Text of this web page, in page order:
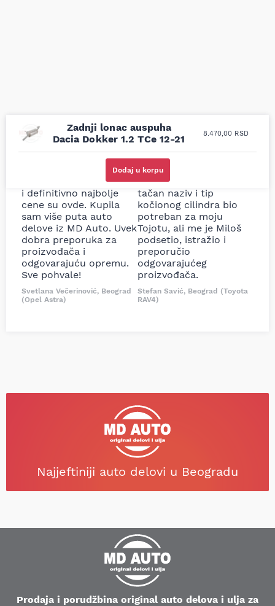
Zadnji lonac auspuha
Dacia Dokker 1.2 TCe 12-21
8.470,00 RSD
Dodaj u korpu
Uporedila sam sve
prodavnice auto delova
i definitivno najbolje
cene su ovde. Kupila
sam više puta auto
delove iz MD Auto. Uvek
dobra preporuka za
proizvođača i
odgovarajuću opremu.
Sve pohvale!
Svetlana Večerinović, Beograd
(Opel Astra)
Odlična usluga i
ljubazni prodavci.
Nisam bio siguran koji je
tačan naziv i tip
kočionog cilindra bio
potreban za moju
Tojotu, ali me je Miloš
podsetio, istražio i
preporučio
odgovarajućeg
proizvođača.
Stefan Savić, Beograd (Toyota
RAV4)
Najjeftiniji auto delovi u Beogradu
Prodaja i porudžbina original auto delova i ulja za